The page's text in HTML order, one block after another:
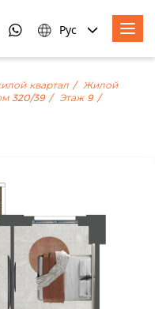
Рус
квартал
Жилой
320/39
Этаж 9